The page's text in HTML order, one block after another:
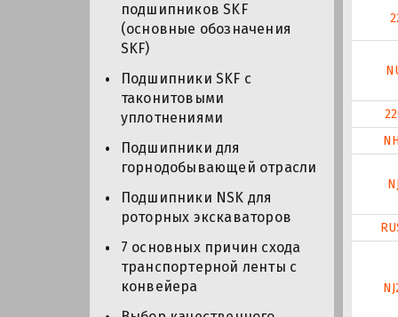
подшипников SKF
(основные обозначения
SKF)
Подшипники SKF с
таконитовыми
уплотнениями
Подшипники для
горнодобывающей отрасли
Подшипники NSK для
роторных экскаваторов
7 основных причин схода
транспортерной ленты с
конвейера